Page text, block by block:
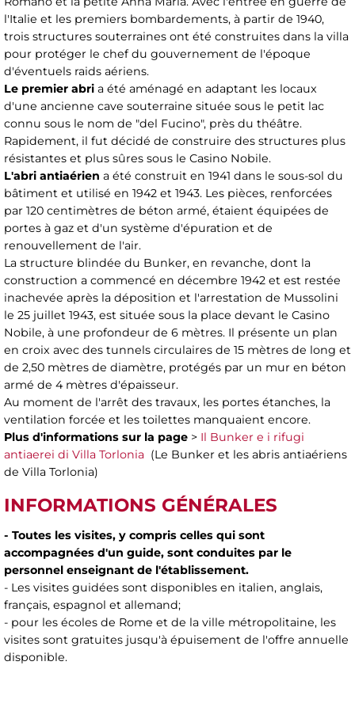
l'Italie et les premiers bombardements, à partir de 1940,
trois structures souterraines ont été construites dans la villa
pour protéger le chef du gouvernement de l'époque
d'éventuels raids aériens.
Le premier abri a été aménagé en adaptant les locaux
d'une ancienne cave souterraine située sous le petit lac
connu sous le nom de "del Fucino", près du théâtre.
Rapidement, il fut décidé de construire des structures plus
résistantes et plus sûres sous le Casino Nobile.
L'abri antiaérien a été construit en 1941 dans le sous-sol du
bâtiment et utilisé en 1942 et 1943. Les pièces, renforcées
par 120 centimètres de béton armé, étaient équipées de
portes à gaz et d'un système d'épuration et de
renouvellement de l'air.
La structure blindée du Bunker, en revanche, dont la
construction a commencé en décembre 1942 et est restée
inachevée après la déposition et l'arrestation de Mussolini
le 25 juillet 1943, est située sous la place devant le Casino
Nobile, à une profondeur de 6 mètres. Il présente un plan
en croix avec des tunnels circulaires de 15 mètres de long et
de 2,50 mètres de diamètre, protégés par un mur en béton
armé de 4 mètres d'épaisseur.
Au moment de l'arrêt des travaux, les portes étanches, la
ventilation forcée et les toilettes manquaient encore.
Plus d'informations sur la page > Il Bunker e i rifugi
antiaerei di Villa Torlonia (Le Bunker et les abris antiaériens
de Villa Torlonia)
INFORMATIONS GÉNÉRALES
- Toutes les visites, y compris celles qui sont
accompagnées d'un guide, sont conduites par le
personnel enseignant de l'établissement.
- Les visites guidées sont disponibles en italien, anglais,
français, espagnol et allemand;
- pour les écoles de Rome et de la ville métropolitaine, les
visites sont gratuites jusqu'à épuisement de l'offre annuelle
disponible.